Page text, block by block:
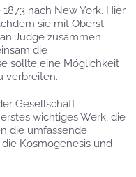
nach New York. Hier
sie mit Oberst
Judge zusammen
die
sollte eine Möglichkeit
verbreiten.
Gesellschaft
wichtiges Werk, die
die umfassende
Kosmogenesis und